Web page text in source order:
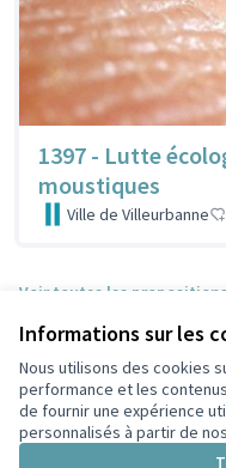
Informations sur les
Nous utilisons des cookies
performance et les
de fournir une expérience
personnalisés à partir de
1397 - Lutte
moustiques
Ville de Villeurbanne
Voir toutes les
Conditions d'utilisation
Paramètres des cookies
Participez Villeurbanne sur X
(Lien externe)
Participez Villeurbanne
ParticipezParticipez
(Lien externe)